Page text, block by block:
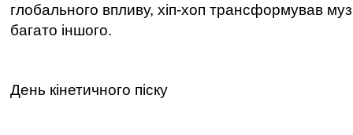
глобального впливу, хіп-хоп трансформував
багато іншого.
День кінетичного піску